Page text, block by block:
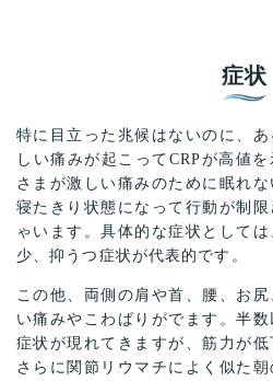
症状
特に目立った兆候はないのに、
しい痛みが起こってCRPが高値
さまが激しい痛みのために眠れ
寝たきり状態になって行動が制
ゃいます。具体的な症状として
少、抑うつ症状が代表的です。
この他、両側の肩や首、腰、お
い痛みやこわばりがでます。半
症状が現れてきますが、筋力が低
さらに関節リウマチによく似た